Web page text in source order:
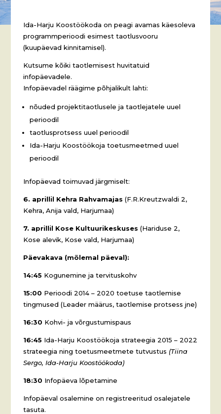
Ida-Harju Koostöökoda on peagi avamas käesoleva
programmperioodi esimest taotlusvooru
(kuupäevad kinnitamisel).
Kutsume kõiki taotlemisest huvitatuid
infopäevadele.
Infopäevadel räägime põhjalikult lahti:
nõuded projektitaotlusele ja taotlejatele uuel
perioodil
taotlusprotsess uuel perioodil
Ida-Harju Koostöökoja toetusmeetmed uuel
perioodil
Infopäevad toimuvad järgmiselt:
6. aprillil Kehra Rahvamajas (F.R.Kreutzwaldi 2,
Kehra, Anija vald, Harjumaa)
7. aprillil Kose Kultuurikeskuses (Hariduse 2,
Kose alevik, Kose vald, Harjumaa)
Päevakava (mõlemal päeval):
14:45 Kogunemine ja tervituskohv
15:00 Perioodi 2014 – 2020 toetuse taotlemise
tingmused (Leader määrus, taotlemise protsess jne)
16:30 Kohvi- ja võrgustumispaus
16:45 Ida-Harju Koostöökoja strateegia 2015 – 2022
strateegia ning toetusmeetmete tutvustus (Tiina
Sergo, Ida-Harju Koostöökoda)
18:30 Infopäeva lõpetamine
Infopäeval osalemine on registreeritud osalejatele
tasuta.